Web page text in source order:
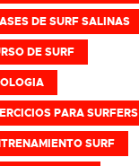
DE SURF SALINAS
DE SURF
PARA SURFERS
SURF